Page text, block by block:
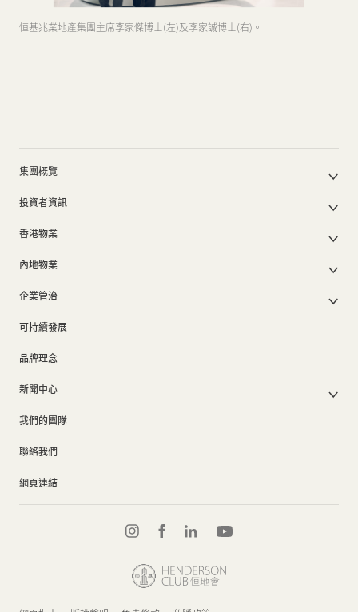
恒基兆業地產集團主席李家傑博士(左)及李家誠博士(右)。
集團概覽
集團架構
我們的創辦人
50周年
內地業務
物業相關業務
獎項及榮譽
投資者資訊
股東週年大會文件
中期報告/年報及可持續發展報告
以電子方式發布公司通訊之安排
證券變動報表
香港物業
其他物業
香港出租物業
內地物業
內地出租物業
過去主要發展項目
企業管治
集團政策
可持續發展
品牌理念
新聞中心
集團消息
我們的團隊
聯絡我們
網頁連結